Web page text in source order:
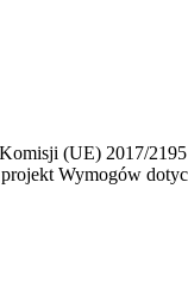
(UE) 2017/
Wymogów